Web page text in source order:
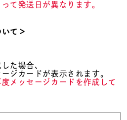
庫ありのみ すべて表示
て発送日が異なります。
て＞
た場合、
ジカードが表示されます。
メッセージカードを作成して